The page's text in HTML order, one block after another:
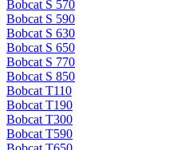
Bobcat S 570
Bobcat S 590
Bobcat S 630
Bobcat S 650
Bobcat S 770
Bobcat S 850
Bobcat T110
Bobcat T190
Bobcat T300
Bobcat T590